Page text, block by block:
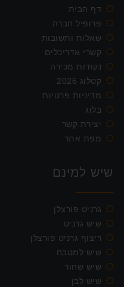
דף הבית
פרופיל חברה
שאלות ותשובות
קשרי אדריכלים
נקודות מכירה
קטלוג 2026
מדיניות פרטיות
בלוג
יצירת קשר
מפת אתר
שיש למינם
גרניט פורצלן
שיש גרניט
ריצוף גרניט פורצלן
שיש למטבח
שיש שחור
שיש לבן